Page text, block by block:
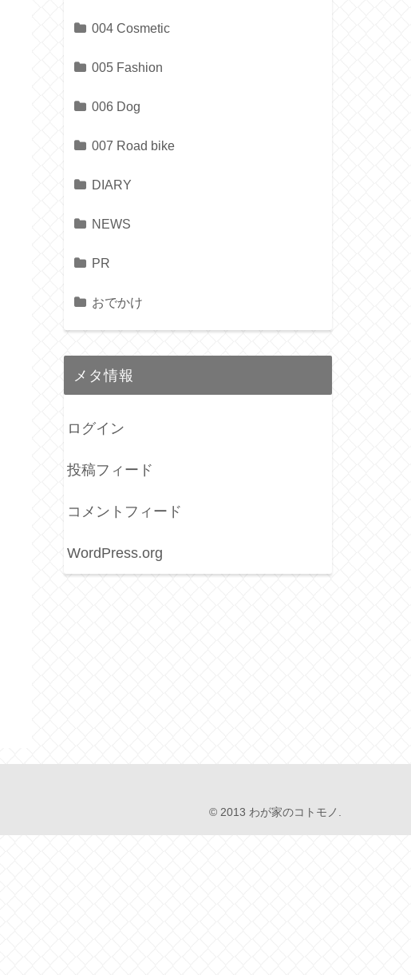
004 Cosmetic
005 Fashion
006 Dog
007 Road bike
DIARY
NEWS
PR
おでかけ
メタ情報
ログイン
投稿フィード
コメントフィード
WordPress.org
© 2013 わが家のコトモノ.